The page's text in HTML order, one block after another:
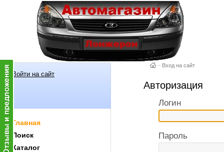
Войти на сайт
Главная
Поиск
Каталог
– Вход на сайт
Авторизация
Логин
Пароль